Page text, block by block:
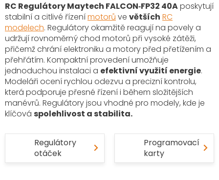
RC Regulátory Maytech FALCON‑FP32 40Aposkytují
stabilní a citlivé řízenímotorů ve větších RC
modelech. Regulátory okamžitě reagují na povely a
udržují rovnoměrný chod motorů při vysoké zátěži,
přičemž chrání elektroniku a motory před přetížením a
přehřátím. Kompaktní provedení umožňuje
jednoduchou instalaci a efektivní využití energie.
Modeláři ocení rychlou odezvu a precizní kontrolu,
která podporuje přesné řízení i během složitějších
manévrů. Regulátory jsou vhodné pro modely, kde je
klíčová spolehlivost a stabilita.
Regulátory
otáček
Programovací
karty